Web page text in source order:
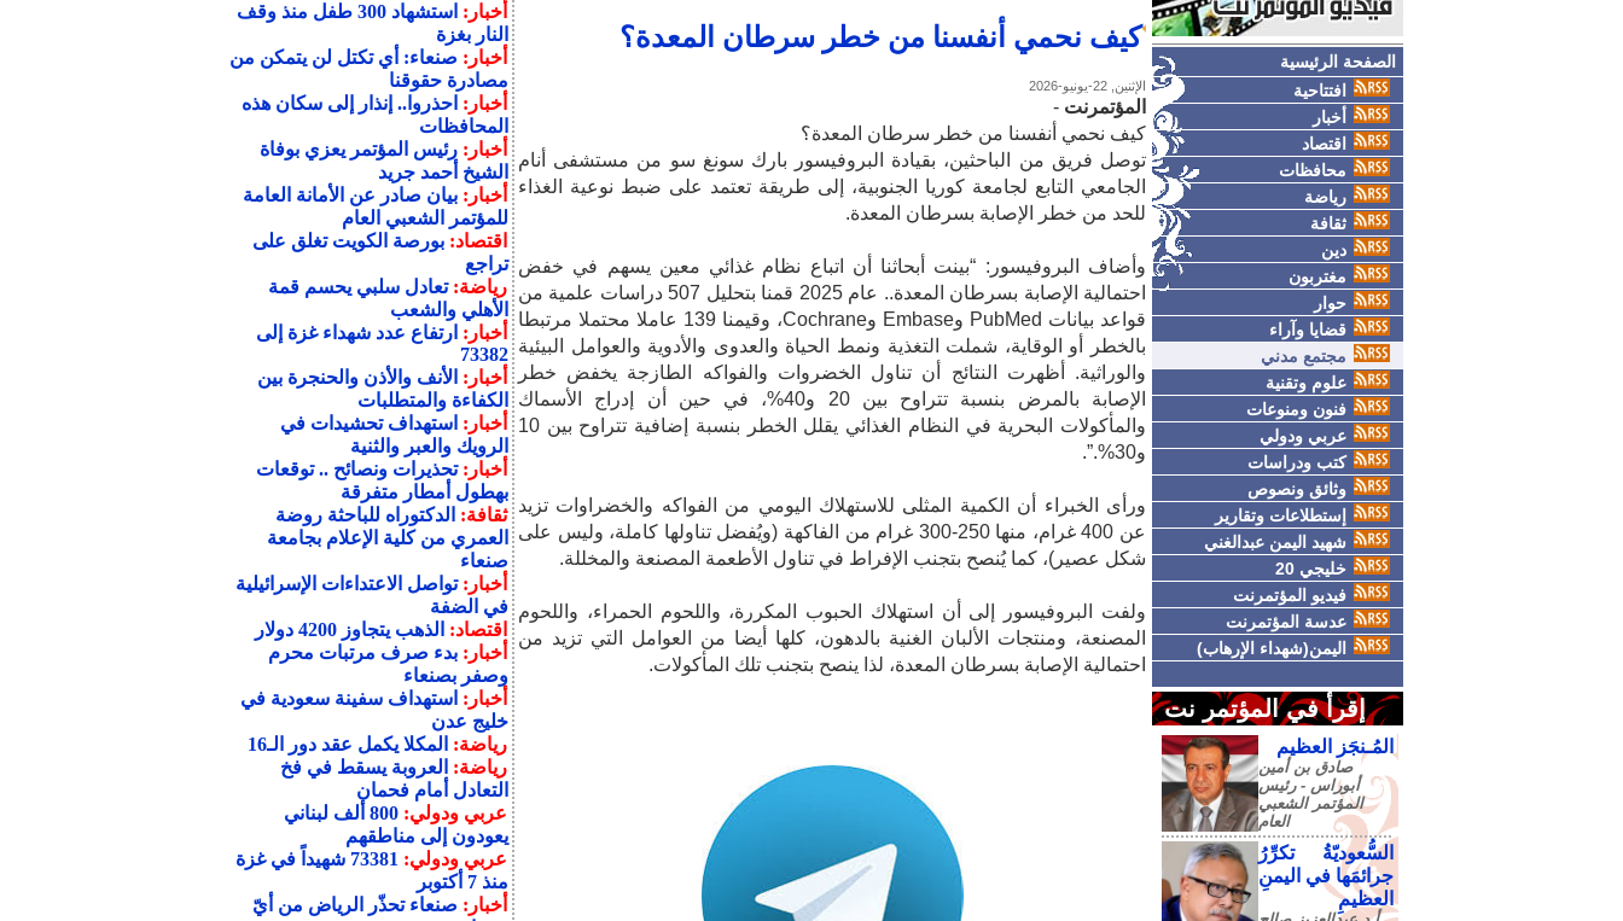
الصفحة الرئيسية
افتتاحية
أخبار
اقتصاد
محافظات
رياضة
ثقافة
دين
مغتربون
حوار
قضايا وآراء
مجتمع مدني
علوم وتقنية
فنون ومنوعات
عربي ودولي
كتب ودراسات
وثائق ونصوص
إستطلاعات وتقارير
شهيد اليمن عبدالغني
خليجي 20
فيديو المؤتمرنت
عدسة المؤتمرنت
اليمن(شهداء الإرهاب)
إقرأ في المؤتمر نت
المُـنجَز العظيم
صادق‮ ‬بن‮ ‬أمين‮
‬أبوراس - رئيس‮
‬المؤتمر‮ ‬الشعبي‮
‬العام
السُّعوديّةُ تكرِّرُ
جرائمَها في اليمنِ
العظيمِ
كيف نحمي أنفسنا من خطر سرطان المعدة؟
الإثنين, 22-يونيو-2026
المؤتمرنت -
كيف نحمي أنفسنا من خطر سرطان المعدة؟
توصل فريق من الباحثين، بقيادة البروفيسور بارك سونغ سو من مستشفى أنام
الجامعي التابع لجامعة كوريا الجنوبية، إلى طريقة تعتمد على ضبط نوعية الغذاء
للحد من خطر الإصابة بسرطان المعدة.
وأضاف البروفيسور: “بينت أبحاثنا أن اتباع نظام غذائي معين يسهم في خفض
احتمالية الإصابة بسرطان المعدة.. عام 2025 قمنا بتحليل 507 دراسات علمية من
قواعد بيانات PubMed وEmbase وCochrane، وقيمنا 139 عاملا محتملا مرتبطا
بالخطر أو الوقاية، شملت التغذية ونمط الحياة والعدوى والأدوية والعوامل البيئية
والوراثية. أظهرت النتائج أن تناول الخضروات والفواكه الطازجة يخفض خطر
الإصابة بالمرض بنسبة تتراوح بين 20 و40%، في حين أن إدراج الأسماك
والمأكولات البحرية في النظام الغذائي يقلل الخطر بنسبة إضافية تتراوح بين 10
و30%.”.
ورأى الخبراء أن الكمية المثلى للاستهلاك اليومي من الفواكه والخضراوات تزيد
عن 400 غرام، منها 250-300 غرام من الفاكهة (ويُفضل تناولها كاملة، وليس على
شكل عصير)، كما يُنصح بتجنب الإفراط في تناول الأطعمة المصنعة والمخللة.
ولفت البروفيسور إلى أن استهلاك الحبوب المكررة، واللحوم الحمراء، واللحوم
المصنعة، ومنتجات الألبان الغنية بالدهون، كلها أيضا من العوامل التي تزيد من
احتمالية الإصابة بسرطان المعدة، لذا ينصح بتجنب تلك المأكولات.
أخبار:
استشهاد 300 طفل منذ وقف
النار بغزة
أخبار: صنعاء: أي تكتل لن يتمكن من
مصادرة حقوقنا
أخبار: احذروا.. إنذار إلى سكان هذه
المحافظات
أخبار:رئيس المؤتمر يعزي بوفاة
الشيخ أحمد جريد
أخبار:بيان صادر عن الأمانة العامة
للمؤتمر الشعبي العام
اقتصاد:بورصة الكويت تغلق على
تراجع
رياضة:تعادل سلبي يحسم قمة
الأهلي والشعب
أخبار: ارتفاع عدد شهداء غزة إلى
73382
أخبار: الأنف والأذن والحنجرة بين
الكفاءة والمتطلبات
أخبار: استهداف تحشيدات في
الرويك والعبر والثنية
أخبار:تحذيرات ونصائح .. توقعات
بهطول أمطار متفرقة
ثقافة: الدكتوراه للباحثة روضة
العمري من كلية الإعلام بجامعة
صنعاء
أخبار:تواصل الاعتداءات الإسرائيلية
في الضفة
اقتصاد: الذهب يتجاوز 4200 دولار
أخبار:بدء صرف مرتبات محرم
وصفر بصنعاء
أخبار: استهداف سفينة سعودية في
خليج عدن
رياضة: المكلا يكمل عقد دور الـ16
رياضة: العروبة يسقط في فخ
التعادل أمام فحمان
عربي ودولي:
800 ألف لبناني
يعودون إلى مناطقهم
عربي ودولي:
73381 شهيداً في غزة
منذ 7 أكتوبر
أخبار: صنعاء تحذّر الرياض من أيّ